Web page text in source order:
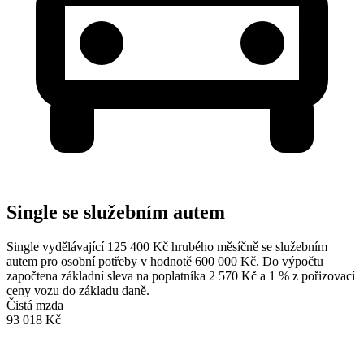
Single se služebním autem
Single vydělávající 125 400 Kč hrubého měsíčně se služebním
autem pro osobní potřeby v hodnotě 600 000 Kč. Do výpočtu
započtena základní sleva na poplatníka 2 570 Kč a 1 % z pořizovací
ceny vozu do základu daně.
Čistá mzda
93 018 Kč